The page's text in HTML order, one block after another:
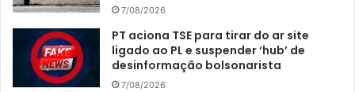
7/08/2026
PT aciona TSE para tirar do ar site
ligado ao PL e suspender ‘hub’ de
desinformação bolsonarista
7/08/2026